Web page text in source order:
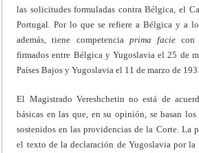
las solicitudes formuladas contra Bélgica, el
Portugal. Por lo que se refiere a Bélgica y a
además, tiene competencia prima faciecon
firmados entre Bélgica y Yugoslavia el 25 de
Países Bajos y Yugoslavia el 11 de marzo de
El Magistrado Vereshchetin no está de
básicas en las que, en su opinión, se basan
sostenidos en las providencias de la Corte. La
el texto de la declaración de Yugoslavia por la